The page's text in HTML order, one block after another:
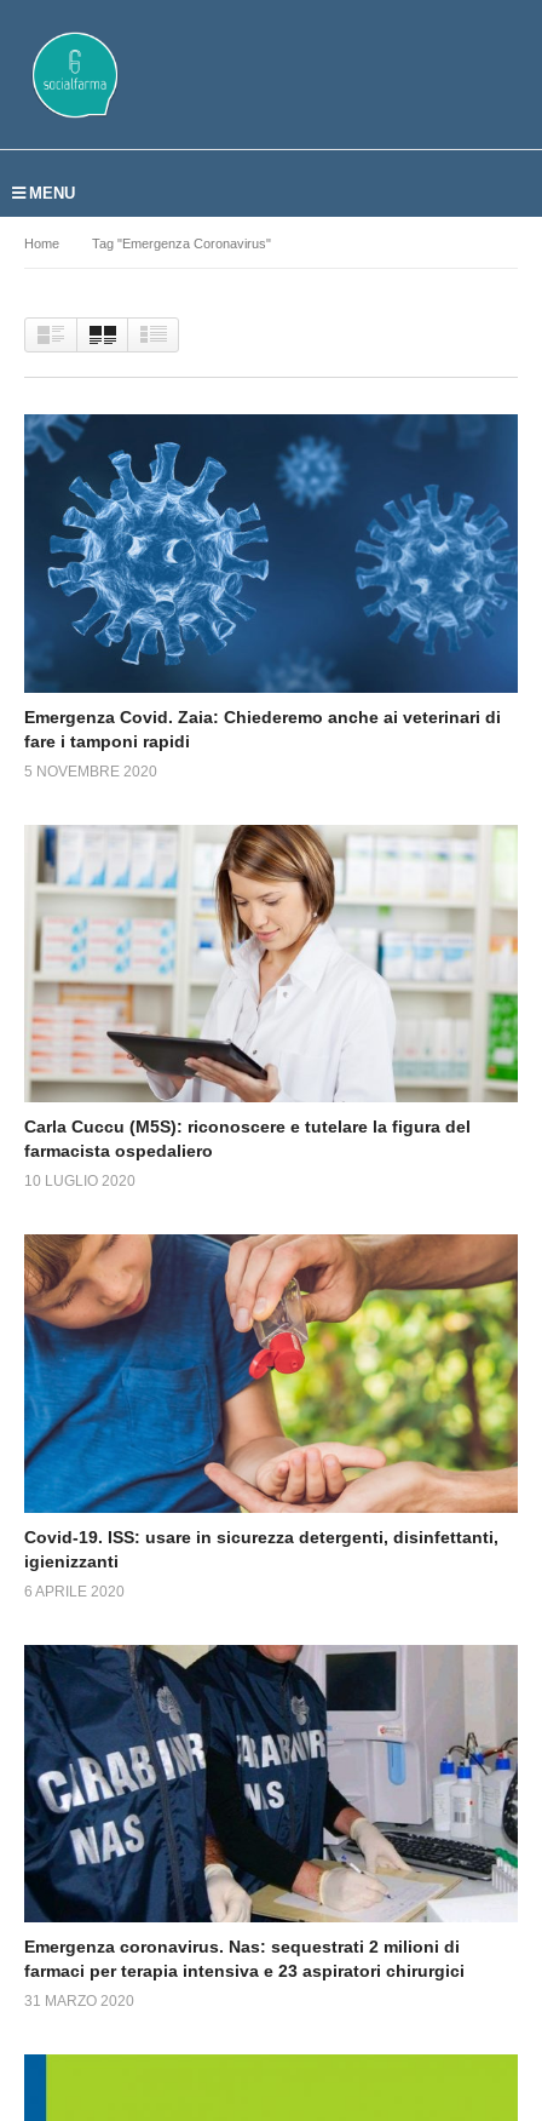
MENU
Home Tag "emergenza Coronavirus"
Emergenza Covid. Zaia: Chiederemo anche ai veterinari di
fare i tamponi rapidi
5 NOVEMBRE 2020
Carla Cuccu (M5S): riconoscere e tutelare la figura del
farmacista ospedaliero
10 LUGLIO 2020
Covid-19. ISS: usare in sicurezza detergenti, disinfettanti,
igienizzanti
6 APRILE 2020
Emergenza coronavirus. Nas: sequestrati 2 milioni di
farmaci per terapia intensiva e 23 aspiratori chirurgici
31 MARZO 2020